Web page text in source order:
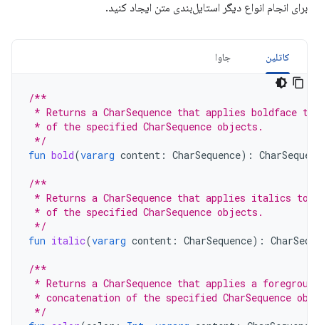
برای انجام انواع دیگر استایل‌بندی متن ایجاد کنید.
کاتلین جاوا
/**
* Returns a CharSequence that applies boldface
* of the specified CharSequence objects.
*/
fun bold(vararg content : CharSequence):
/**
* Returns a CharSequence that applies italics to
* of the specified CharSequence objects.
*/
fun italic(vararg content : CharSequence):
/**
* Returns a CharSequence that applies a
* concatenation of the specified CharSequence
*/